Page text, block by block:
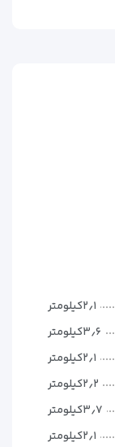
۲٫۱کیلومتر
۳٫۶کیلومتر
۲٫۱کیلومتر
۲٫۲کیلومتر
۳٫۷کیلومتر
۲٫۱کیلومتر